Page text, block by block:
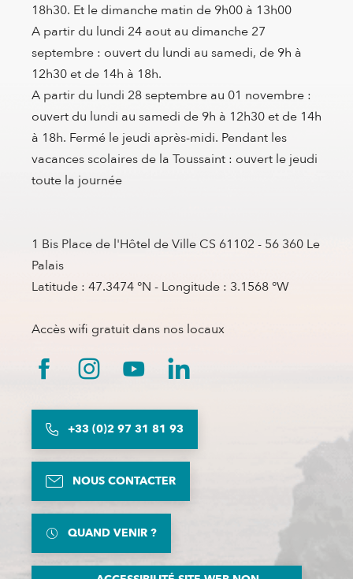
18h30. Et le dimanche matin de 9h00 à 13h00
A partir du lundi 24 aout au dimanche 27
septembre : ouvert du lundi au samedi, de 9h à
12h30 et de 14h à 18h.
A partir du lundi 28 septembre au 01 novembre :
ouvert du lundi au samedi de 9h à 12h30 et de 14h
à 18h. Fermé le jeudi après-midi. Pendant les
vacances scolaires de la Toussaint : ouvert le jeudi
toute la journée
1 Bis Place de l'Hôtel de Ville CS 61102 - 56 360 Le
Palais
Latitude : 47.3474 °N - Longitude : 3.1568 °W
Accès wifi gratuit dans nos locaux
+33 (0)2 97 31 81 93
NOUS CONTACTER
QUAND VENIR ?